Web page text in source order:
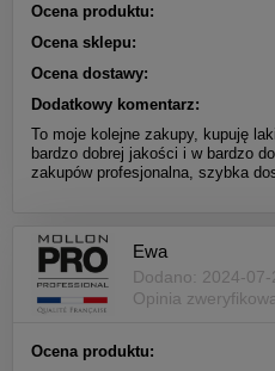
Ocena produktu:
Ocena sklepu:
Ocena dostawy:
Dodatkowy komentarz:
To moje kolejne zakupy, kupuję
bardzo dobrej jakości i w bardzo
zakupów profesjonalna, szybka
Ewa
Dodano: 2024-07-
Opinia
Ocena produktu: